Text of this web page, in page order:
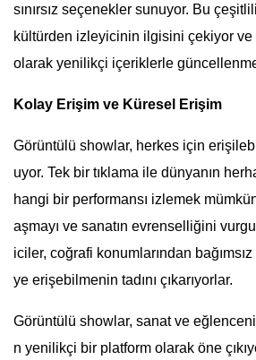
sınırsız seçenekler sunuyor. Bu
kültürden izleyicinin ilgisini çekiyor ve
olarak yenilikçi içeriklerle
Kolay Erişim ve Küresel Erişim
Görüntülü showlar, herkes için
uyor. Tek bir tıklama ile dünyanın
hangi bir performansı izlemek
aşmayı ve sanatın evrenselliğini
iciler, coğrafi konumlarından
ye erişebilmenin tadını çıkarıyorlar.
Görüntülü showlar, sanat ve
n yenilikçi bir platform olarak öne